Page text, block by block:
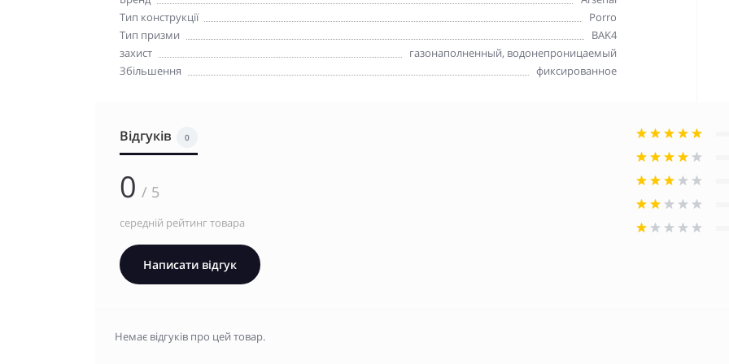
Тип конструкції
Porro
Тип призми
BAK4
захист
газонаполненный, водонепроницаемый
Збільшення
фиксированное
Відгуків 0
0 / 5
середній рейтинг товара
Написати відгук
Немає відгуків про цей товар.